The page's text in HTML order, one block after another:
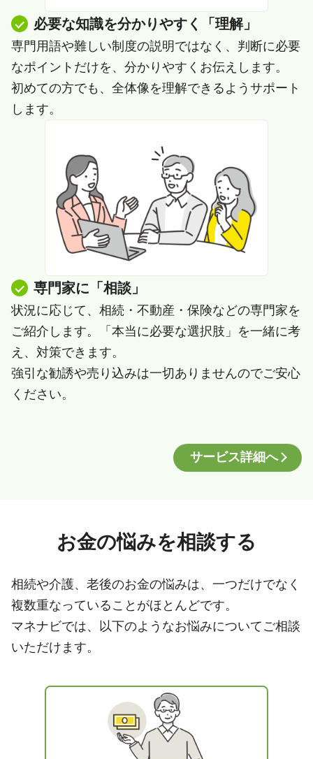
必要な知識を分かりやすく「理解」
専門用語や難しい制度の説明ではなく、判断に必要
なポイントだけを、分かりやすくお伝えします。
初めての方でも、全体像を理解できるようサポート
します。
専門家に「相談」
状況に応じて、相続・不動産・保険などの専門家を
ご紹介します。「本当に必要な選択肢」を一緒に考
え、対策できます。
強引な勧誘や売り込みは一切ありませんのでご安心
ください。
サービス詳細へ
お金の悩みを相談する
相続や介護、老後のお金の悩みは、一つだけでなく
複数重なっていることがほとんどです。
マネナビでは、以下のようなお悩みについてご相談
いただけます。